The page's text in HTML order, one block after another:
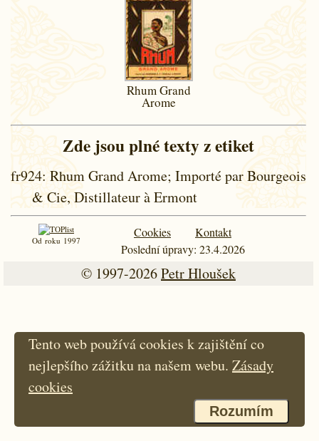
Rhum Grand
Arome
Zde jsou plné texty z etiket
fr924: Rhum Grand Arome; Importé par Bourgeois
& Cie, Distillateur à Ermont
Od roku 1997
Cookies
Kontakt
Poslední úpravy: 23.4.2026
© 1997-2026Petr Hloušek
Tento web používá cookies k zajištění co
nejlepšího zážitku na našem webu. Zásady
cookies
Rozumím